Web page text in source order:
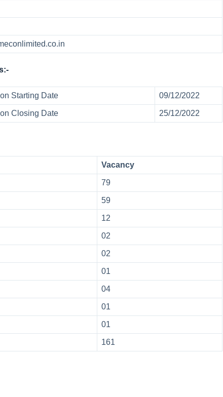
Starting Date 09/12/2022
Closing Date 25/12/2022
Vacancy
79
59
12
02
02
01
04
01
01
161